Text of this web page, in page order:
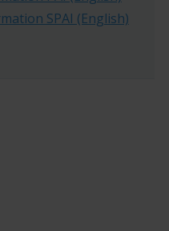
SPAI (English)